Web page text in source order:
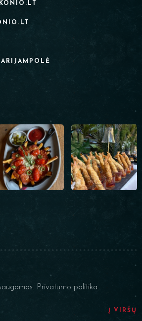
Privatumo politika.
Į VIRŠŲ